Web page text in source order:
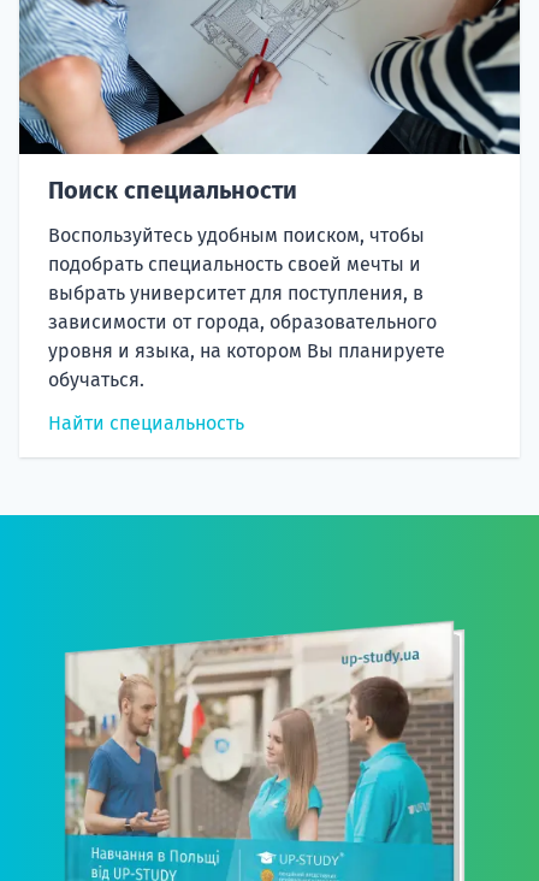
Поиск специальности
Воспользуйтесь удобным поиском, чтобы
подобрать специальность своей мечты и
выбрать университет для поступления, в
зависимости от города, образовательного
уровня и языка, на котором Вы планируете
обучаться.
Найти специальность